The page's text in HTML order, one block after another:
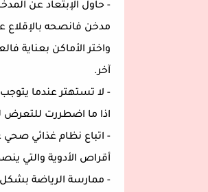
- حاول الإبتعاد عن
مدخن فانصحه بالإقلاع
واختر الأماكن بعناية
آخر.
اذا ما اضطررت للتعرض
أقراص الأدوية والتي
- ممارسة الرياضة